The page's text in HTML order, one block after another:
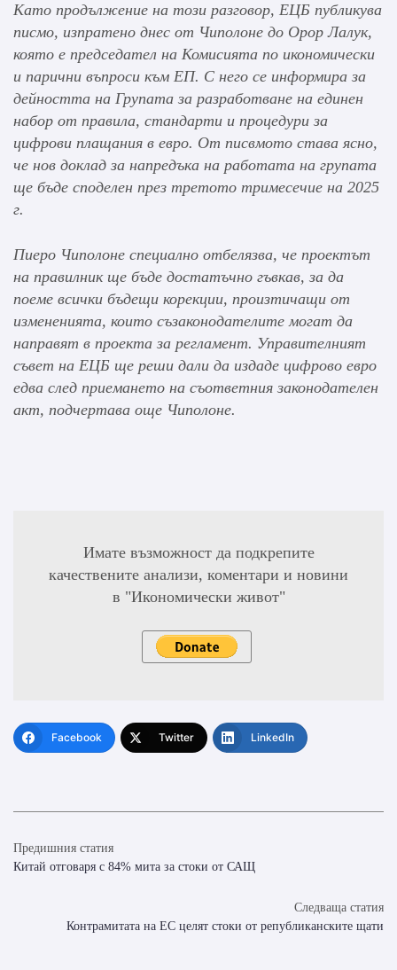
Като продължение на този разговор, ЕЦБ публикува
писмо, изпратено днес от Чиполоне до Орор Лалук,
която е председател на Комисията по икономически
и парични въпроси към ЕП. С него се информира за
дейността на Групата за разработване на единен
набор от правила, стандарти и процедури за
цифрови плащания в евро. От писвмото става ясно,
че нов доклад за напредъка на работата на групата
ще бъде споделен през третото тримесечие на 2025
г.
Пиеро Чиполоне специално отбелязва, че проектът
на правилник ще бъде достатъчно гъвкав, за да
поеме всички бъдещи корекции, произтичащи от
измененията, които съзаконодателите могат да
направят в проекта за регламент. Управителният
съвет на ЕЦБ ще реши дали да издаде цифрово евро
едва след приемането на съответния законодателен
акт, подчертава още Чиполоне.
Имате възможност да подкрепите
качествените анализи, коментари и новини
в "Икономически живот"
Facebook Twitter LinkedIn
Предишния статия
Китай отговаря с 84% мита за стоки от САЩ
Следваща статия
Контрамитата на ЕС целят стоки от републиканските щати